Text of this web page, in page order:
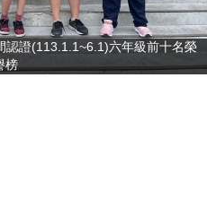
認證(113.1.1~6.1)六年級前十名榮
榜